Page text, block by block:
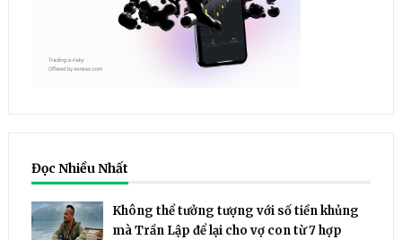
Đọc Nhiều Nhất
Không thể tưởng tượng với số tiền khủng
mà Trần Lập để lại cho vợ con từ 7 hợp